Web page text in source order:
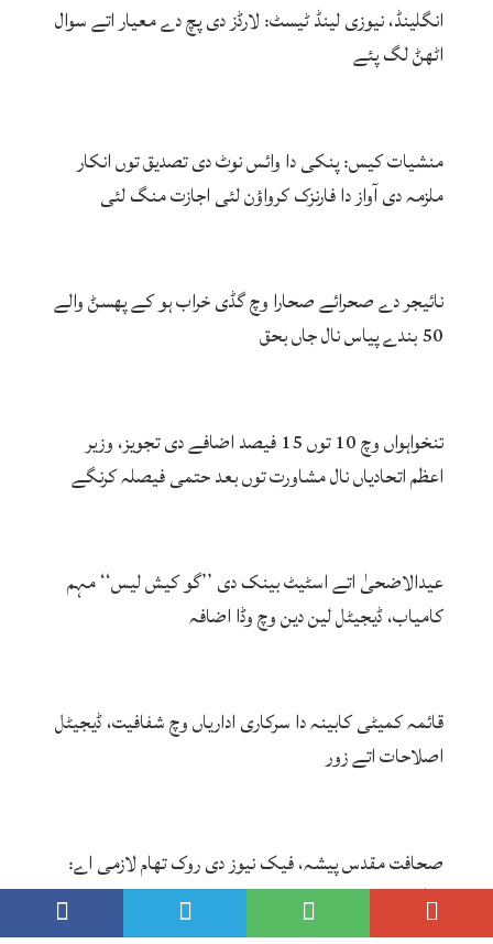
انگلینڈ، نیوزی لینڈ ٹیسٹ: لارڈز دی پچ دے معیار اتے سوال
اٹھݨ لگ پئے
منشیات کیس: پنکی دا وائس نوٹ دی تصدیق توں انکار
ملزمہ دی آواز دا فارنزک کرواؤن لئی اجازت منگ لئی
نائیجر دے صحرائے صحارا وچ گڈی خراب ہو کے پھسݨ والے
50 بندے پیاس نال جاں بحق
تنخواہواں وچ 10 توں 15 فیصد اضافے دی تجویز، وزیر
اعظم اتحادیاں نال مشاورت توں بعد حتمی فیصلہ کرنگے
عیدالاضحیٰ اتے اسٹیٹ بینک دی ’’گو کیش لیس‘‘ مہم
کامیاب، ڈیجیٹل لین دین وچ وڈا اضافہ
قائمہ کمیٹی کابینہ دا سرکاری اداریاں وچ شفافیت، ڈیجیٹل
اصلاحات اتے زور
صحافت مقدس پیشہ، فیک نیوز دی روک تھام لازمی اے:
عظمیٰ بخاری